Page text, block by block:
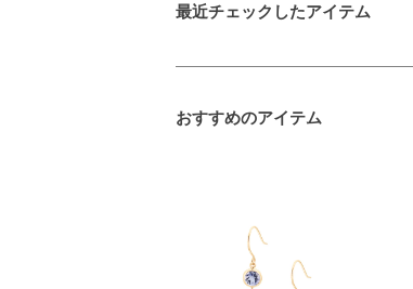
最近チェックしたアイテム
おすすめのアイテム